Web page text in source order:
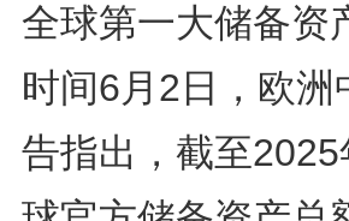
全球第一大储备资
时间6月2日，欧
告指出，截至